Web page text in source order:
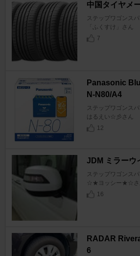
中国タイヤメ
ステップワゴンス
「ふくすけ」さん
7
Panasonic
N-N80/A4
ステップワゴンス
はるえい☆彡さん
12
JDM ミラーウ
ステップワゴンス
☆★ヨッシー★☆さ
16
RADAR
6